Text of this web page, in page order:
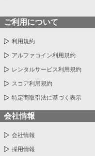
ご利用について
利用規約
アルファコイン利用規約
レンタルサービス利用規約
スコア利用規約
特定商取引法に基づく表示
会社情報
会社情報
採用情報